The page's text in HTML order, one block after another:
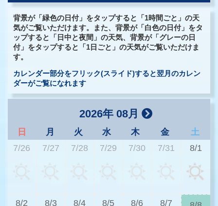
背景が「緑色の日付」をタップすると「1時間ごと」の天
気がご覧いただけます。また、背景が「白色の日付」をタ
ップすると「日中と夜間」の天気、背景が「グレーの日
付」をタップすると「1日ごと」の天気がご覧いただけま
す。
カレンダー部分をフリック(スライド)すると翌月のカレン
ダーがご覧になれます
2026年 08月
日 月 火 水 木 金
土
7/26
7/27 7/28 7/29 7/30 7/31 8/1
8/2 8/3 8/4 8/5 8/6 8/7